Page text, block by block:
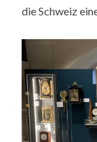
die Schweiz